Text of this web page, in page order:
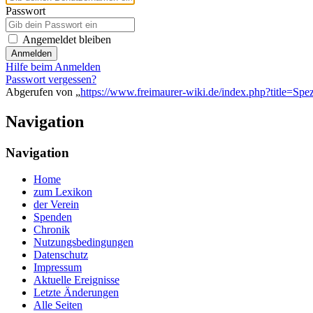
Passwort
Angemeldet bleiben
Anmelden
Hilfe beim Anmelden
Passwort vergessen?
Abgerufen von „https://www.freimaurer-wiki.de/
Navigation
Navigation
Home
zum Lexikon
der Verein
Spenden
Chronik
Nutzungsbedingungen
Datenschutz
Impressum
Aktuelle Ereignisse
Letzte Änderungen
Alle Seiten